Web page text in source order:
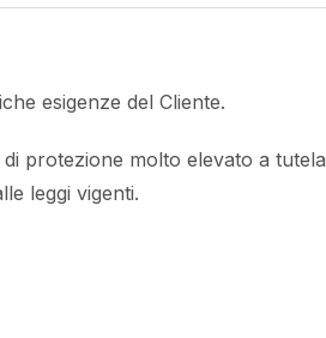
esigenze del Cliente.
protezione molto elevato a tutela
leggi vigenti.